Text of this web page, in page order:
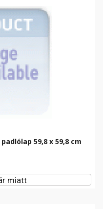
59,8 x 59,8 cm
miatt